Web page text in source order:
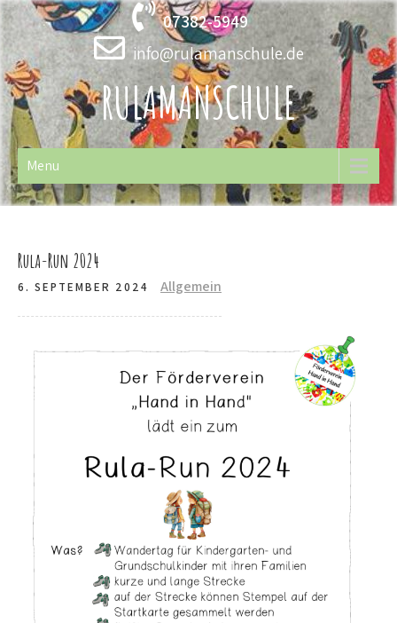
Skip
to
content
07382-5949
info@rulamanschule.de
RULAMANSCHULE
Menu
Rula-Run 2024
6. SEPTEMBER 2024 Allgemein